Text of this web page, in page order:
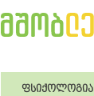
ფსიქოლოგია